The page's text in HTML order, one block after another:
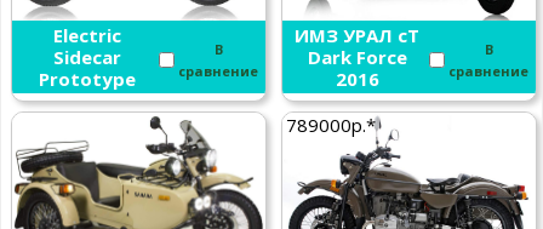
ИМЗ УРАЛ
Electric
Sidecar
Prototype
2018
В
сравнение
ИМЗ УРАЛ cT
Dark Force
2016
В
сравнение
789000р.*